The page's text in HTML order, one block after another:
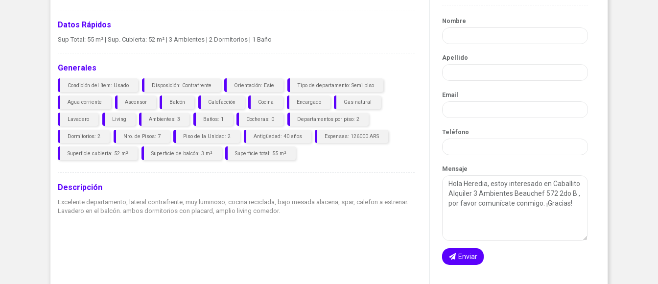
Datos Rápidos
Sup Total: 55 m² | Sup. Cubierta: 52 m² | 3 Ambientes | 2 Dormitorios | 1 Baño
Generales
Condición del ítem: Usado Disposición: Contrafrente Orientación: Este Tipo de departamento: Semi piso
Agua corriente Ascensor Balcón Calefacción Cocina Encargado Gas natural
Lavadero Living Ambientes: 3 Baños: 1 Cocheras: 0 Departamentos por piso: 2
Dormitorios: 2 Nro. de Pisos: 7 Piso de la Unidad: 2 Antigüedad: 40 años Expensas: 126000 ARS
Superficie cubierta: 52 m² Superficie de balcón: 3 m² Superficie total: 55 m²
Descripción
Excelente departamento, lateral contrafrente, muy luminoso, cocina reciclada, bajo mesada alacena, spar, calefon a estrenar.
Lavadero en el balcón. ambos dormitorios con placard, amplio living comedor.
Nombre
Apellido
Email
Teléfono
Mensaje
Enviar